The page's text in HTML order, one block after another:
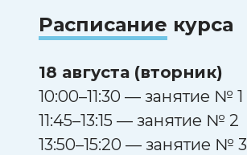
Расписание курса
18 августа (вторник)
10:00–11:30 — занятие № 1
11:45–13:15 — занятие № 2
13:50–15:20 — занятие № 3